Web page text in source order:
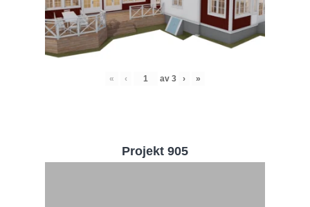
« ‹ av 3 › »
Projekt 905